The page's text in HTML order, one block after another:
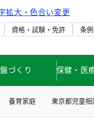
拡大・色合い変更
資格・試験・免許
条
づくり 保健・医
養育家庭 東京都児童